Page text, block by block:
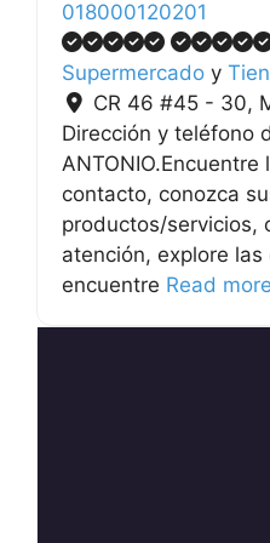
018000120201
Supermercado y
CR 46 #45 - 30,
Dirección y teléfono
contacto, conozca
productos/servicios,
atención, explore
encuentre Read